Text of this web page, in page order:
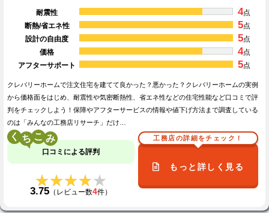
耐震性 4点
断熱/省エネ性
5点
設計の自由度
5点
価格
4点
アフターサポート
5点
クレバリーホームで注文住宅を建てて良かった？悪かった？クレバリーホームの実例
から価格面をはじめ、耐震性や気密断熱性、省エネ性などの住宅性能など口コミで評
判をチェックしよう！保障やアフターサービスの情報や値下げ方法まで調査している
のは「みんなの工務店リサーチ」だけ…
く こ
口コミによる評判
★★★★★
★★★★★
3.75 （レビュー数4件）
工務店の詳細をチェック！
もっと詳しく見る